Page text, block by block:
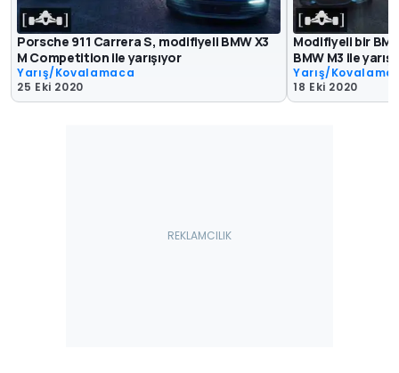
Porsche 911 Carrera S, modifiyeli BMW X3
M Competition ile yarışıyor
Yarış/Kovalamaca
25 Eki 2020
Modifiyeli bir
BMW M3 ile
Yarış/
18 Eki 2020